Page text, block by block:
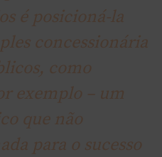
é posicioná-la
concessionária
como
exemplo – um
que não
para o sucesso